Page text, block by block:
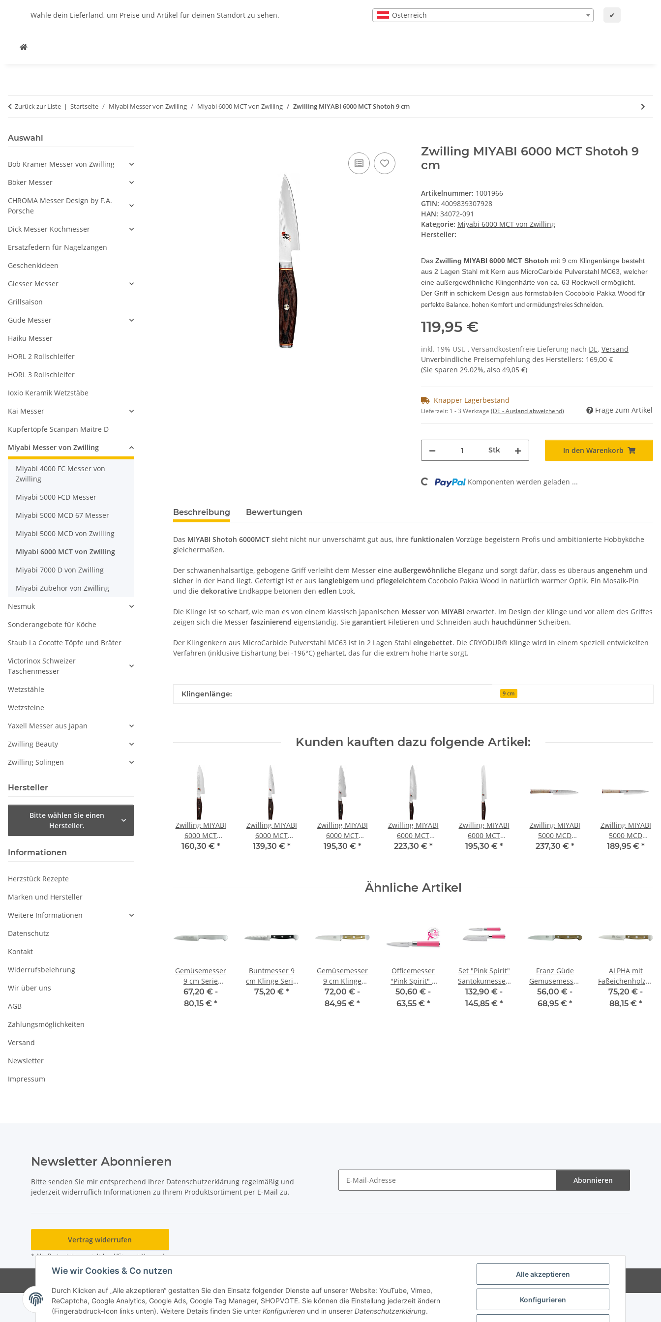
Alle akzeptieren
Konfigurieren
Wie wir Cookies & Co nutzen
Durch Klicken auf „Alle akzeptieren“ gestatten Sie den Einsatz folgender Dienste auf unserer Website: YouTube, Vimeo,
ReCaptcha, Google Analytics, Google Ads, Google Tag Manager, SHOPVOTE. Sie können die Einstellung jederzeit ändern
(Fingerabdruck-Icon links unten). Weitere Details finden Sie unter Konfigurieren und in unserer Datenschutzerklärung.
Wähle dein Lieferland, um Preise und Artikel für deinen Standort zu sehen. Österreich ✔
Zurück zur Liste Startseite Miyabi Messer von Zwilling Miyabi 6000 MCT von Zwilling Zwilling MIYABI 6000 MCT Shotoh 9 cm
Zwilling MIYABI 6000 MCT Shotoh 9
cm
Artikelnummer: 1001966
GTIN: 4009839307928
HAN: 34072-091
Kategorie: Miyabi 6000 MCT von Zwilling
Hersteller:
Das Zwilling MIYABI 6000 MCT Shotoh mit 9 cm Klingenlänge besteht
aus 2 Lagen Stahl mit Kern aus MicroCarbide Pulverstahl MC63, welcher
eine außergewöhnliche Klingenhärte von ca. 63 Rockwell ermöglicht.
Der Griff in schickem Design aus formstabilen Cocobolo Pakka Wood für
perfekte Balance, hohen Komfort und ermüdungsfreies Schneiden.
119,95 €
inkl. 19% USt. , Versandkostenfreie Lieferung nach DE. Versand
Unverbindliche Preisempfehlung des Herstellers: 169,00 €
(Sie sparen 29.02%, also 49,05 €)
Knapper Lagerbestand
Lieferzeit: 1 - 3 Werktage (DE - Ausland abweichend) Frage zum Artikel
Stk In den Warenkorb
Loading... Komponenten werden geladen ...
Beschreibung Bewertungen
Das MIYABI Shotoh 6000MCT sieht nicht nur unverschämt gut aus, ihre funktionalen Vorzüge begeistern Profis und ambitionierte Hobbyköche
gleichermaßen.
Der schwanenhalsartige, gebogene Griff verleiht dem Messer eine außergewöhnliche Eleganz und sorgt dafür, dass es überaus angenehm und
sicher in der Hand liegt. Gefertigt ist er aus langlebigem und pflegeleichtem Cocobolo Pakka Wood in natürlich warmer Optik. Ein Mosaik-Pin
und die dekorative Endkappe betonen den edlen Look.
Die Klinge ist so scharf, wie man es von einem klassisch japanischen Messer von MIYABI erwartet. Im Design der Klinge und vor allem des Griffes
zeigen sich die Messer faszinierend eigenständig. Sie garantiert Filetieren und Schneiden auch hauchdünner Scheiben.
Der Klingenkern aus MicroCarbide Pulverstahl MC63 ist in 2 Lagen Stahl eingebettet. Die CRYODUR® Klinge wird in einem speziell entwickelten
Verfahren (inklusive Eishärtung bei -196°C) gehärtet, das für die extrem hohe Härte sorgt.
Produkteigenschaft
Wert
Klingenlänge: 9 cm
Kunden kauften dazu folgende Artikel:
Zwilling MIYABI
6000 MCT
Gyutoh 16 cm
160,30 € *
Zwilling MIYABI
6000 MCT
Shotoh 13 cm
139,30 € *
Zwilling MIYABI
6000 MCT
Gyutoh 20 cm
195,30 € *
Zwilling MIYABI
6000 MCT
Gyutoh 24 cm
223,30 € *
Zwilling MIYABI
6000 MCT
Brotmesser 23
195,30 € *
Zwilling MIYABI
5000 MCD
Chutoh 16 cm
237,30 € *
Zwilling MIYABI
5000 MCD
Shotoh 13 cm
189,95 € *
Ähnliche Artikel
Zwilling Pro 9
Gemüsemesser
46,76 € -
Gemüsemesser
9 cm Serie
Kappa von Güde
67,20 € -
80,15 € *
Buntmesser 9
cm Klinge Serie
Alpha von Güde
75,20 € *
Gemüsemesser
9 cm Klinge
Serie Alpha
Olive von Güde
72,00 € -
84,95 € *
Officemesser
"Pink Spirit" 9
cm von F. Dick
50,60 € -
63,55 € *
Set "Pink Spirit"
Santokumesser,
Officemesser
von F. Dick
132,90 € -
145,85 € *
Franz Güde
Gemüsemesser
9 cm
56,00 € -
68,95 € *
ALPHA mit
Gemüsemesser
75,20 € -
88,15 € *
Auswahl
Bob Kramer Messer von Zwilling
Böker Messer
CHROMA Messer Design by F.A.
Porsche
Dick Messer Kochmesser
Ersatzfedern für Nagelzangen
Geschenkideen
Giesser Messer
Grillsaison
Güde Messer
Haiku Messer
HORL 2 Rollschleifer
HORL 3 Rollschleifer
Ioxio Keramik Wetzstäbe
Kai Messer
Kupfertöpfe Scanpan Maitre D
Miyabi Messer von Zwilling
Miyabi 4000 FC Messer von
Zwilling
Miyabi 5000 FCD Messer
Miyabi 5000 MCD 67 Messer
Miyabi 5000 MCD von Zwilling
Miyabi 6000 MCT von Zwilling
Miyabi 7000 D von Zwilling
Miyabi Zubehör von Zwilling
Nesmuk
Sonderangebote für Köche
Staub La Cocotte Töpfe und Bräter
Victorinox Schweizer
Taschenmesser
Wetzstähle
Wetzsteine
Yaxell Messer aus Japan
Zwilling Beauty
Zwilling Solingen
Hersteller
Bitte wählen Sie einen
Hersteller.
Informationen
Herzstück Rezepte
Marken und Hersteller
Weitere Informationen
Datenschutz
Kontakt
Widerrufsbelehrung
Wir über uns
AGB
Zahlungsmöglichkeiten
Versand
Newsletter
Impressum
Newsletter Abonnieren
Bitte senden Sie mir entsprechend Ihrer Datenschutzerklärung regelmäßig und
jederzeit widerruflich Informationen zu Ihrem Produktsortiment per E-Mail zu.
Abonnieren
Vertrag widerrufen
* Alle Preise inkl. gesetzlicher USt., zzgl.Versand